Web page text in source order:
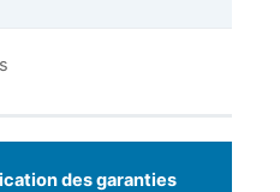
des garanties